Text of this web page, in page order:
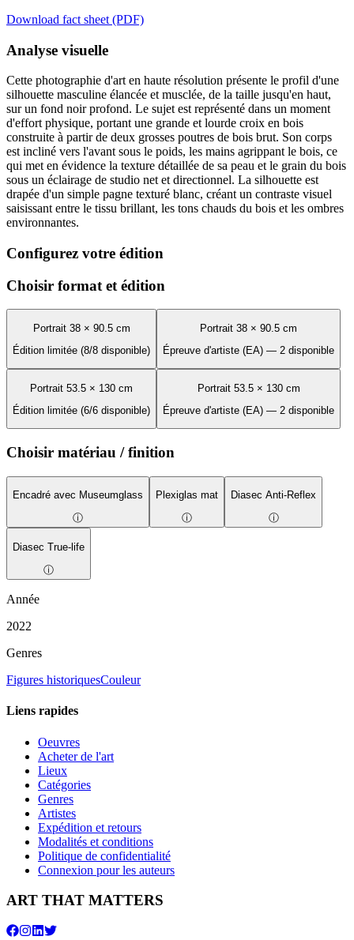
Download fact sheet (PDF)
Analyse visuelle
Cette photographie d'art en haute résolution présente le profil d'une
silhouette masculine élancée et musclée, de la taille jusqu'en haut,
sur un fond noir profond. Le sujet est représenté dans un moment
d'effort physique, portant une grande et lourde croix en bois
construite à partir de deux grosses poutres de bois brut. Son corps
est incliné vers l'avant sous le poids, les mains agrippant le bois, ce
qui met en évidence la texture détaillée de sa peau et le grain du bois
sous un éclairage de studio net et directionnel. La silhouette est
drapée d'un simple pagne texturé blanc, créant un contraste visuel
saisissant entre le tissu brillant, les tons chauds du bois et les ombres
environnantes.
Configurez votre édition
Choisir format et édition
Portrait 38 × 90.5 cm
Édition limitée (8/8 disponible)
Portrait 38 × 90.5 cm
Épreuve d'artiste (EA) — 2 disponible
Portrait 53.5 × 130 cm
Édition limitée (6/6 disponible)
Portrait 53.5 × 130 cm
Épreuve d'artiste (EA) — 2 disponible
Choisir matériau / finition
Encadré avec Museumglass
ⓘ
Plexiglas mat
ⓘ
Diasec Anti-Reflex
ⓘ
Diasec True-life
ⓘ
Année
2022
Genres
Figures historiquesCouleur
Liens rapides
Oeuvres
Acheter de l'art
Lieux
Catégories
Genres
Artistes
Expédition et retours
Modalités et conditions
Politique de confidentialité
Connexion pour les auteurs
ART THAT MATTERS